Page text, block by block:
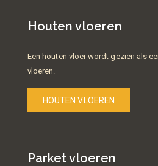
Houten vloeren
Een houten vloer wordt gezien als
vloeren.
HOUTEN VLOEREN
Parket vloeren